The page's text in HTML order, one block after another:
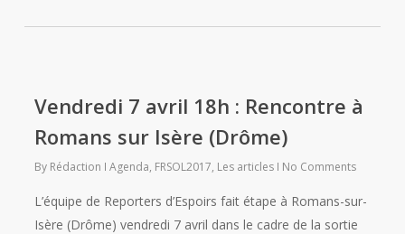
Vendredi 7 avril 18h : Rencontre à
Romans sur Isère (Drôme)
By Rédaction Agenda, FRSOL2017, Les articles No Comments
L’équipe de Reporters d’Espoirs fait étape à Romans-sur-
Isère (Drôme) vendredi 7 avril dans le cadre de la sortie